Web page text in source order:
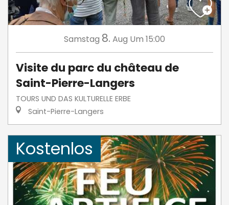
Samstag 8. Aug Um 15:00
Visite du parc du château de
Saint-Pierre-Langers
TOURS UND DAS KULTURELLE ERBE
Saint-Pierre-Langers
Kostenlos